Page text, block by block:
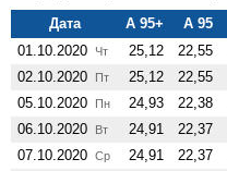
Дата А 95+ А 95
01.10.2020
Чт 25,12 22,55
02.10.2020
Пт 25,12 22,55
05.10.2020
Пн 24,93 22,38
06.10.2020
Вт 24,91 22,37
07.10.2020 Ср 24,91 22,37